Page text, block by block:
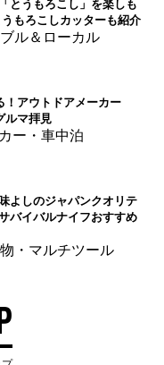
とうもろこし」を楽しも
もろこしカッターも紹介
ル＆ローカル
！アウトドアメーカー
ルマ拝見
ー・車中泊
よしのジャパンクオリテ
バイバルナイフおすすめ
・マルチツール